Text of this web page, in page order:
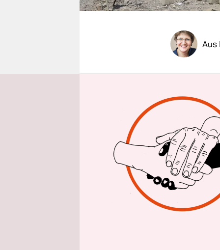
genossenschaft
Aus
Offiziell,
Behörden
Kulissen
Gericht
zum Tode
noch
dringen,
Nach
gebracht.